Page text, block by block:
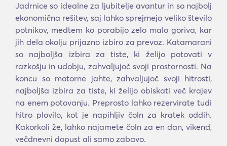
Jadrnice so idealne za ljubitelje avantur in so najbolj
ekonomična rešitev, saj lahko sprejmejo veliko število
potnikov, medtem ko porabijo zelo malo goriva, kar
jih dela okolju prijazno izbiro za prevoz. Katamarani
so najboljša izbira za tiste, ki želijo potovati v
razkošju in udobju, zahvaljujoč svoji prostornosti. Na
koncu so motorne jahte, zahvaljujoč svoji hitrosti,
najboljša izbira za tiste, ki želijo obiskati več krajev
na enem potovanju. Preprosto lahko rezervirate tudi
hitro plovilo, kot je napihljiv čoln za kratek oddih.
Kakorkoli že, lahko najamete čoln za en dan, vikend,
večdnevni dopust ali samo zabavo.